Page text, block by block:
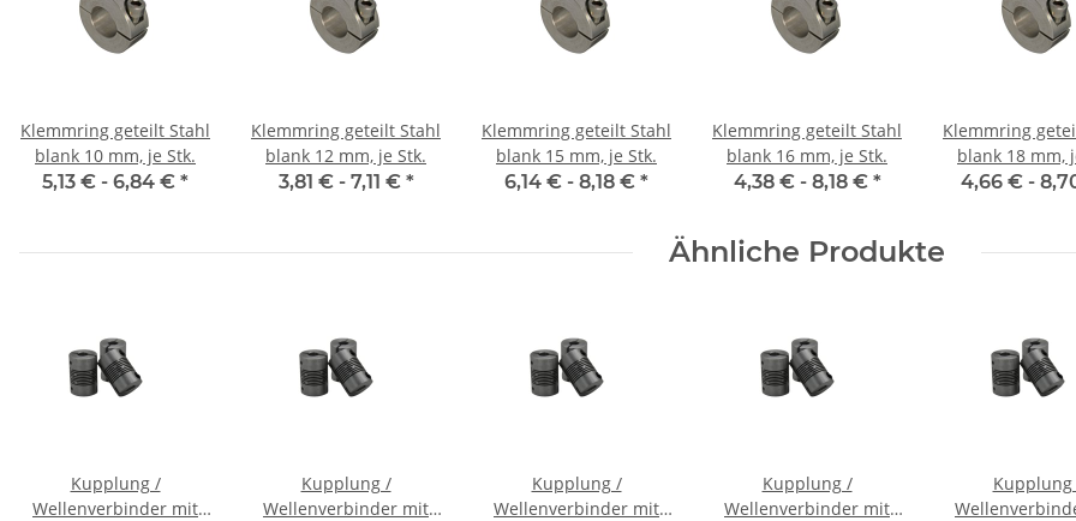
Klemmring geteilt Stahl
blank 10 mm, je Stk.
5,13 € - 6,84 € *
Klemmring geteilt Stahl
blank 12 mm, je Stk.
3,81 € - 7,11 € *
Klemmring geteilt Stahl
blank 15 mm, je Stk.
6,14 € - 8,18 € *
Klemmring geteilt Stahl
blank 16 mm, je Stk.
4,38 € - 8,18 € *
Klemmring
blank 18 mm,
4,66 € -
Ähnliche Produkte
Kupplung /
Wellenverbinder mit
Kupplung /
Wellenverbinder mit
Kupplung /
Wellenverbinder mit
Kupplung /
Wellenverbinder mit
Kupplung